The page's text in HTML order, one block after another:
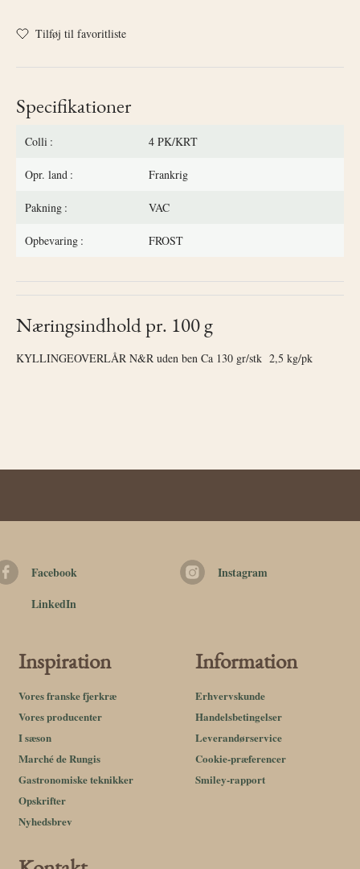
Tilføj til favoritliste
Specifikationer
Colli 4 PK/KRT
Opr. land Frankrig
Pakning VAC
Opbevaring FROST
Næringsindhold pr. 100 g
KYLLINGEOVERLÅR N&R uden ben Ca 130 gr/stk 2,5 kg/pk
Facebook
Instagram
LinkedIn
Inspiration
Vores franske fjerkræ
Vores producenter
I sæson
Marché de Rungis
Gastronomiske teknikker
Opskrifter
Nyhedsbrev
Information
Erhvervskunde
Handelsbetingelser
Leverandørservice
Cookie-præferencer
Smiley-rapport